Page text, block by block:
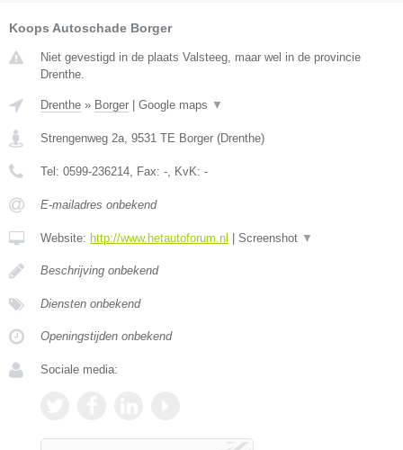
Koops Autoschade Borger
Niet gevestigd in de plaats Valsteeg, maar wel in de provincie
Drenthe.
Drenthe » Borger Google maps ▼
Strengenweg 2a, 9531 TE Borger (Drenthe)
Tel: 0599-236214, Fax: -, KvK: -
E-mailadres onbekend
Website: http://www.hetautoforum.nl Screenshot ▼
Beschrijving onbekend
Diensten onbekend
Openingstijden onbekend
Sociale media: